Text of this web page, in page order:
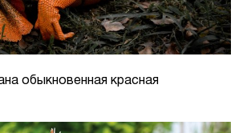
обыкновенная красная